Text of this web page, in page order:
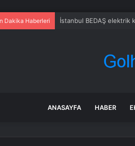
Dakika Haberleri
ANASAYFA HABER